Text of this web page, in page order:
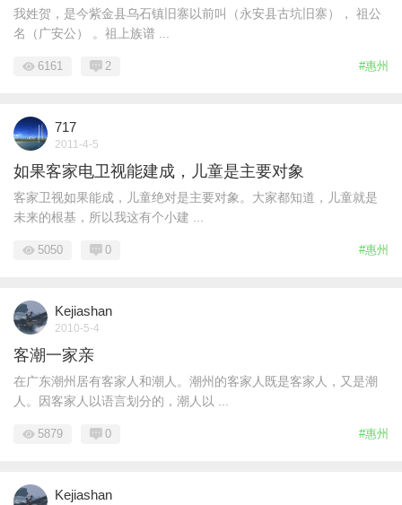
我姓贺，是今紫金县乌石镇旧寨以前叫（永安县古坑旧寨）， 祖公
名（广安公） 。祖上族谱 ...
#惠州
6161 2
717
2011-4-5
如果客家电卫视能建成，儿童是主要对象
客家卫视如果能成，儿童绝对是主要对象。大家都知道，儿童就是
未来的根基，所以我这有个小建 ...
#惠州
5050 0
Kejiashan
2010-5-4
客潮一家亲
在广东潮州居有客家人和潮人。潮州的客家人既是客家人，又是潮
人。因客家人以语言划分的，潮人以 ...
#惠州
5879 0
Kejiashan